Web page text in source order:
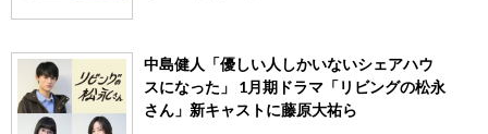
中島健人「優しい人しかいないシェアハウ
スになった」 1月期ドラマ「リビングの松永
さん」新キャストに藤原大祐ら